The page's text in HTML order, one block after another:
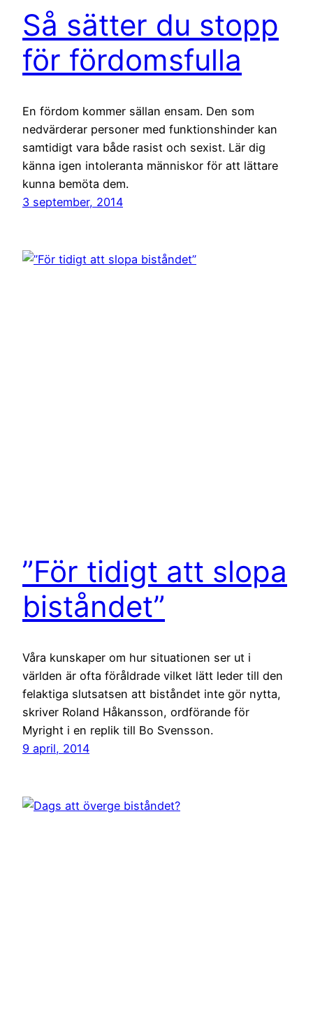
Så sätter du stopp
för fördomsfulla
En fördom kommer sällan ensam. Den som
nedvärderar personer med funktionshinder kan
samtidigt vara både rasist och sexist. Lär dig
känna igen intoleranta människor för att lättare
kunna bemöta dem.
3 september, 2014
”För tidigt att slopa
biståndet”
Våra kunskaper om hur situationen ser ut i
världen är ofta föråldrade vilket lätt leder till den
felaktiga slutsatsen att biståndet inte gör nytta,
skriver Roland Håkansson, ordförande för
Myright i en replik till Bo Svensson.
9 april, 2014